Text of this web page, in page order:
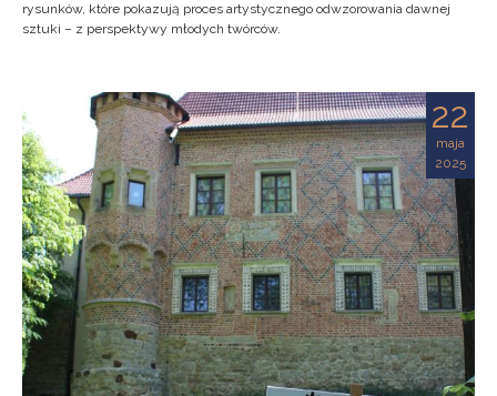
rysunków, które pokazują proces artystycznego odwzorowania dawnej
sztuki – z perspektywy młodych twórców.
22
maja
2025